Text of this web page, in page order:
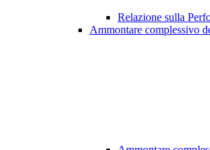
Relazione sulla
Ammontare complessivo